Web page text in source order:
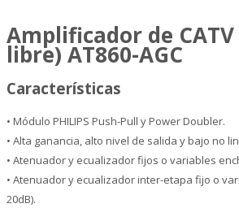
Amplificador de
libre) AT860-AGC
Características
• Módulo PHILIPS Push-Pull y Power Doubler.
• Alta ganancia, alto nivel de salida y bajo no
• Atenuador y ecualizador fijos o variables
• Atenuador y ecualizador inter-etapa fijo o
20dB).